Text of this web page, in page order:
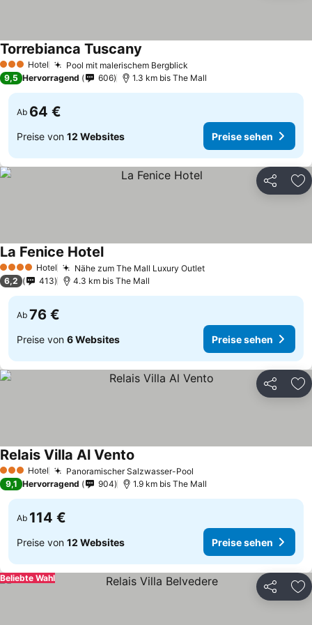
3 SterneHotel Pool mit malerischem Bergblick
Torrebianca Tuscany
9,5 Hervorragend 606 1.3 km bis The Mall
Ab 64 €
Preise von 12 Websites Preise sehen
Teilen
4 Sterne Hotel Nähe zum The Mall Luxury OutletPreise sehen
La Fenice HotelPreise sehen
6,2 413 4.3 km bis The Mall
Ab 76 €
Preise von 6 Websites Preise sehen
Teilen
3 SterneHotel Panoramischer Salzwasser-Pool
Relais Villa Al Vento
9,1 Hervorragend 904 1.9 km bis The Mall
Ab 114 €
Preise von 12 Websites Preise sehen
Teilen
Beliebte Wahl